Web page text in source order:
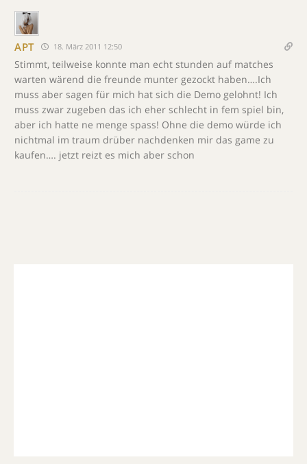
APT 18. März 2011 12:50
Stimmt, teilweise konnte man echt stunden auf matches
warten wärend die freunde munter gezockt haben….Ich
muss aber sagen für mich hat sich die Demo gelohnt! Ich
muss zwar zugeben das ich eher schlecht in fem spiel bin,
aber ich hatte ne menge spass! Ohne die demo würde ich
nichtmal im traum drüber nachdenken mir das game zu
kaufen…. jetzt reizt es mich aber schon